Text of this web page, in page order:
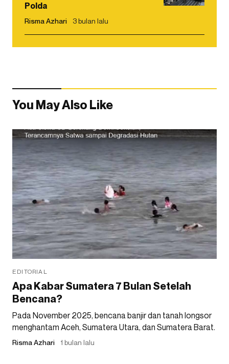
Polda
Risma Azhari 3 bulan lalu
You May Also Like
EDITORIAL
Apa Kabar Sumatera 7 Bulan Setelah
Bencana?
Pada November 2025, bencana banjir dan tanah longsor
menghantam Aceh, Sumatera Utara, dan Sumatera Barat.
Risma Azhari 1 bulan lalu